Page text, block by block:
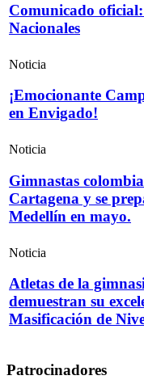
Comunicado
Nacionales
Noticia
¡Emocionante
en Envigado!
Noticia
Gimnastas
Cartagena y se
Medellín en mayo.
Noticia
Atletas de la
demuestran su
Masificación de
Patrocinadores